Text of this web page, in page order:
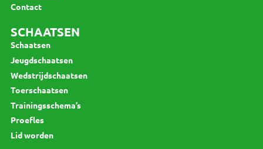
Contact
SCHAATSEN
Schaatsen
Jeugdschaatsen
Wedstrijdschaatsen
Toerschaatsen
Trainingsschema’s
Proefles
Lid worden